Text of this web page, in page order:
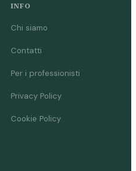
INFO
Chi siamo
Contatti
Per i professionisti
Privacy Policy
Cookie Policy